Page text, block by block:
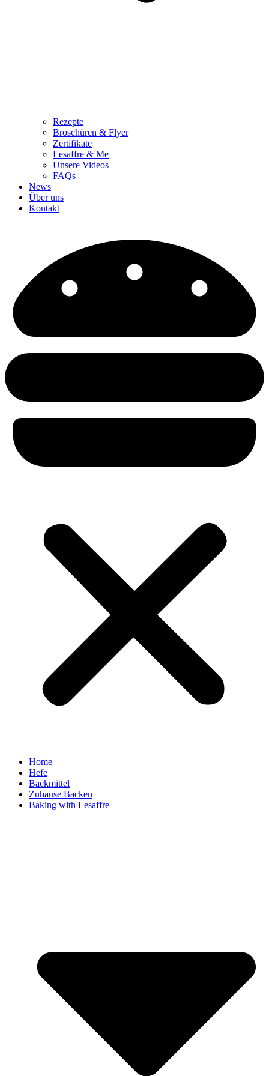
Rezepte
Broschüren & Flyer
Zertifikate
Lesaffre & Me
Unsere Videos
FAQs
News
Über uns
Kontakt
Home
Hefe
Backmittel
Zuhause Backen
Baking with Lesaffre